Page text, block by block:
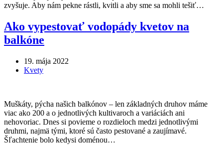
zvyšuje. Aby nám pekne rástli, kvitli a aby sme sa mohli tešiť…
Ako vypestovať vodopády kvetov na
balkóne
19. mája 2022
Kvety
Muškáty, pýcha našich balkónov – len základných druhov máme
viac ako 200 a o jednotlivých kultivaroch a variáciách ani
nehovoriac. Dnes si povieme o rozdieloch medzi jednotlivými
druhmi, najmä tými, ktoré sú často pestované a zaujímavé.
Šľachtenie bolo kedysi doménou…